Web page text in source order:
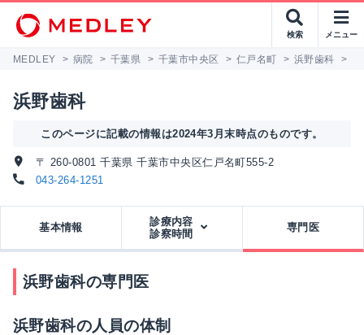
検索 メニュー
MEDLEY > 病院 > 千葉県 > 千葉市中央区 > 仁戸名町 > 浜野歯科 >
浜野歯科
このページに記載の情報は2024年3月末時点のものです。
〒 260-0801 千葉県 千葉市中央区仁戸名町555-2
043-264-1251
基本情報
診療内容
診察時間
専門医
浜野歯科の専門医
浜野歯科の人員の体制